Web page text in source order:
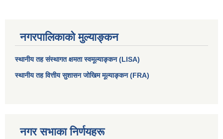
नगरपालिकाको मुल्याङ्कन
स्थानीय तह संस्थागत क्षमता स्वमूल्याङ्कन (LISA)
स्थानीय तह वित्तीय सुशासन जोखिम मूल्याङ्कन (FRA)
नगर सभाका निर्णयहरू